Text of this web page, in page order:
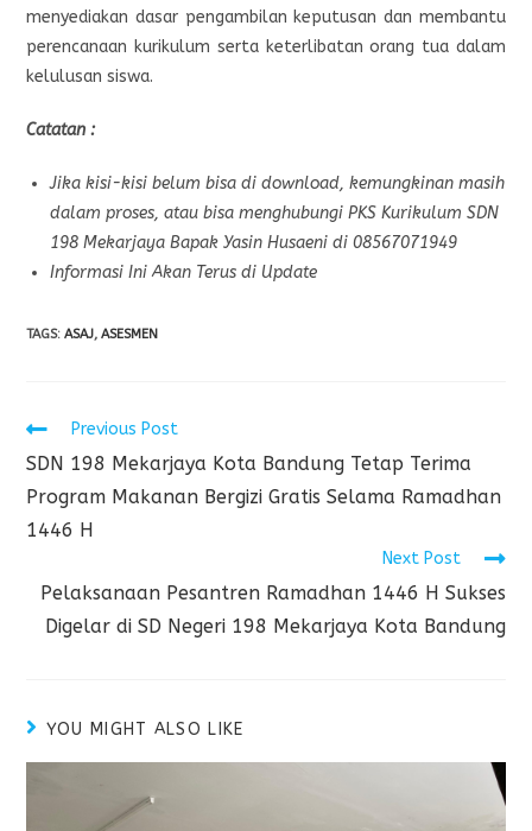
menyediakan dasar pengambilan keputusan dan membantu
perencanaan kurikulum serta keterlibatan orang tua dalam
kelulusan siswa.
Catatan :
Jika kisi-kisi belum bisa di download, kemungkinan masih
dalam proses, atau bisa menghubungi PKS Kurikulum SDN
198 Mekarjaya Bapak Yasin Husaeni di 08567071949
Informasi Ini Akan Terus di Update
TAGS:ASAJ, ASESMEN
Previous Post
SDN 198 Mekarjaya Kota Bandung Tetap Terima
Program Makanan Bergizi Gratis Selama Ramadhan
1446 H
Next Post
Pelaksanaan Pesantren Ramadhan 1446 H Sukses
Digelar di SD Negeri 198 Mekarjaya Kota Bandung
YOU MIGHT ALSO LIKE